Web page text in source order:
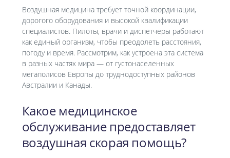
Воздушная медицина требует точной координации,
дорогого оборудования и высокой квалификации
специалистов. Пилоты, врачи и диспетчеры работают
как единый организм, чтобы преодолеть расстояния,
погоду и время. Рассмотрим, как устроена эта система
в разных частях мира — от густонаселенных
мегаполисов Европы до труднодоступных районов
Австралии и Канады.
Какое медицинское
обслуживание предоставляет
воздушная скорая помощь?